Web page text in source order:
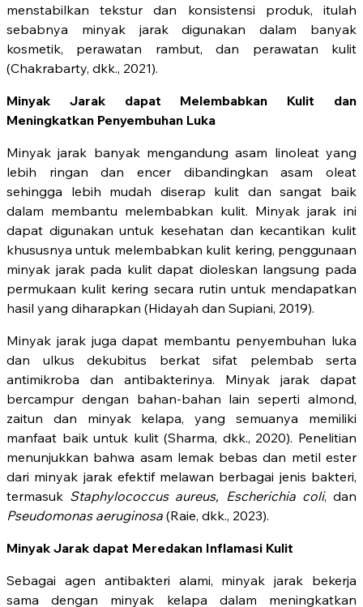
menstabilkan tekstur dan konsistensi produk, itulah
sebabnya minyak jarak digunakan dalam banyak
kosmetik, perawatan rambut, dan perawatan kulit
(Chakrabarty, dkk., 2021).
Minyak Jarak dapat Melembabkan Kulit dan
Meningkatkan Penyembuhan Luka
Minyak jarak banyak mengandung asam linoleat yang
lebih ringan dan encer dibandingkan asam oleat
sehingga lebih mudah diserap kulit dan sangat baik
dalam membantu melembabkan kulit. Minyak jarak ini
dapat digunakan untuk kesehatan dan kecantikan kulit
khususnya untuk melembabkan kulit kering, penggunaan
minyak jarak pada kulit dapat dioleskan langsung pada
permukaan kulit kering secara rutin untuk mendapatkan
hasil yang diharapkan (Hidayah dan Supiani, 2019).
Minyak jarak juga dapat membantu penyembuhan luka
dan ulkus dekubitus berkat sifat pelembab serta
antimikroba dan antibakterinya. Minyak jarak dapat
bercampur dengan bahan-bahan lain seperti almond,
zaitun dan minyak kelapa, yang semuanya memiliki
manfaat baik untuk kulit (Sharma, dkk., 2020). Penelitian
menunjukkan bahwa asam lemak bebas dan metil ester
dari minyak jarak efektif melawan berbagai jenis bakteri,
termasuk Staphylococcus aureus, Escherichia coli, dan
Pseudomonas aeruginosa (Raie, dkk., 2023).
Minyak Jarak dapat Meredakan Inflamasi Kulit
Sebagai agen antibakteri alami, minyak jarak bekerja
sama dengan minyak kelapa dalam meningkatkan